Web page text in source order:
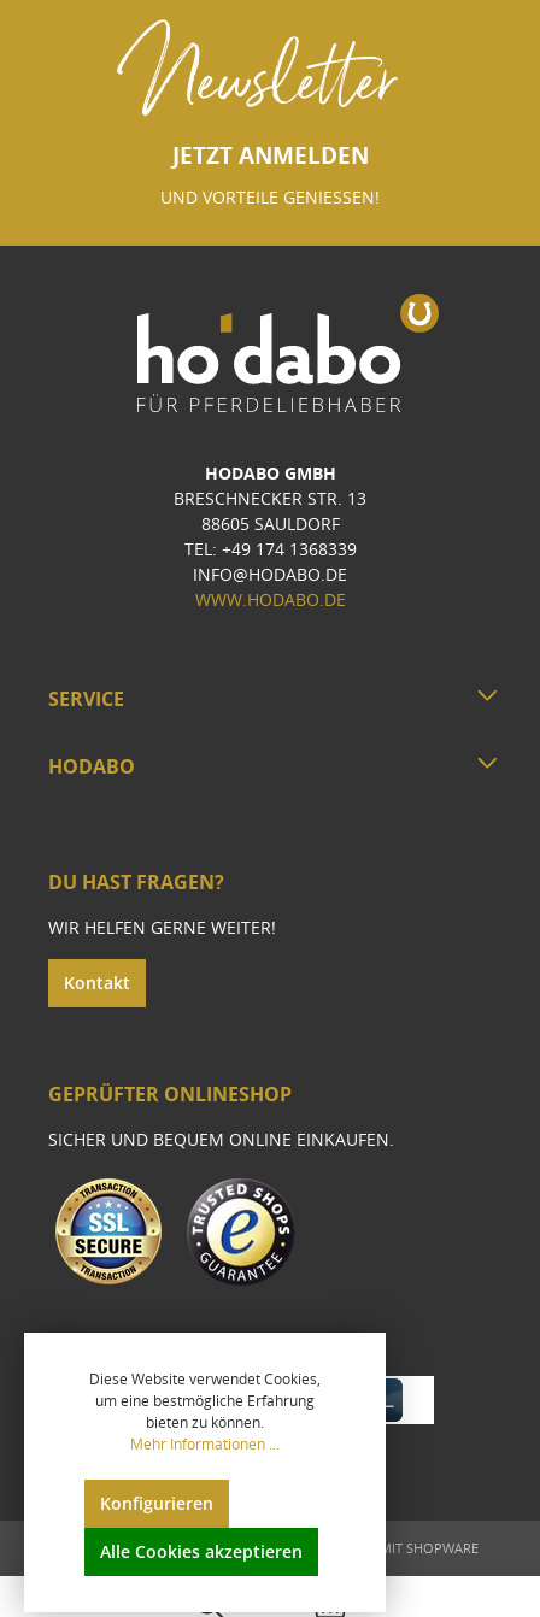
Newsletter
JETZT ANMELDEN
UND VORTEILE GENIESSEN!
HODABO GMBH
BRESCHNECKER STR. 13
88605 SAULDORF
TEL: +49 174 1368339
INFO@HODABO.DE
WWW.HODABO.DE
SERVICE
HODABO
DU HAST FRAGEN?
WIR HELFEN GERNE WEITER!
Kontakt
GEPRÜFTER ONLINESHOP
SICHER UND BEQUEM ONLINE EINKAUFEN.
UMGESETZT VONXEROGRAFIX GMBH REALISIERT MIT SHOPWARE
Diese Website verwendet Cookies,
um eine bestmögliche Erfahrung
bieten zu können.
Mehr Informationen ...
Konfigurieren
Alle Cookies akzeptieren